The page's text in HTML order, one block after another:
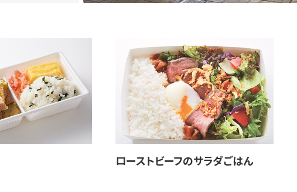
ローストビーフのサラダごはん